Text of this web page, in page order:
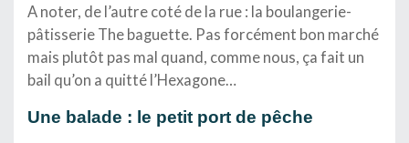
A noter, de l’autre coté de la rue : la boulangerie-
pâtisserie The baguette. Pas forcément bon marché
mais plutôt pas mal quand, comme nous, ça fait un
bail qu’on a quitté l’Hexagone…
Une balade : le petit port de pêche